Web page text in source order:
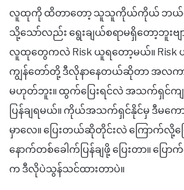
လူထုကို ထိတာတော့ သူသူကိုယ်ကိုယ် ဘယ်စိ
သို့သော်လည်း ရွေးချယ်စရာမရှိတော့ဘူးဗျာ
လူထုတွေကလဲ Risk ယူရတော့မယ်။
ကျွန်တော်တို့ ဒီလိုနာနေတယ်ဆိုတာ အလကာ
မဟုတ်ဘူး။ ထွက်ပြေးရင်လဲ အသက်ရှင်က
ပြန်ချရမယ်။ ကိုယ်အသက်ရှင်နိုင်မှ ဒီမကေ
မှာလေ။ ပြေးတယ်ဆိုတိုင်းလဲ ကြောက်လို့ပ
နောက်တစ်ခေါက်ပြန်ချဖို့ ပြေးတာ။ ပြော
က ဒီလိုပဲသွန်သင်ထားတာပဲ။